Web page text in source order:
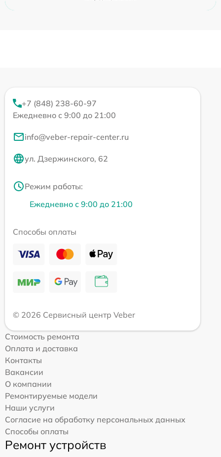
+7 (848) 238-60-97
Ежедневно с 9:00 до 21:00
info@veber-repair-center.ru
ул. Дзержинского, 62
Режим работы:
Ежедневно с 9:00 до 21:00
Способы оплаты
© 2026 Сервисный центр Veber
Стоимость ремонта
Оплата и доставка
Контакты
Вакансии
О компании
Ремонтируемые модели
Наши услуги
Согласие на обработку персональных данных
Способы оплаты
Ремонт устройств